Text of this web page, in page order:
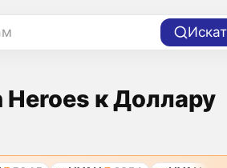
Heroes к Доллару